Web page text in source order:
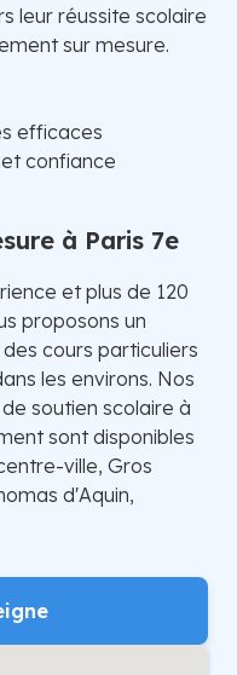
leur réussite scolaire
sur mesure.
efficaces
confiance
à Paris 7e
et plus de 120
proposons un
cours particuliers
les environs. Nos
soutien scolaire à
sont disponibles
ville, Gros
d'Aquin,